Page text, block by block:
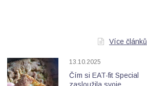
Více článků
13.10.2025
Čím si EAT-fit Special